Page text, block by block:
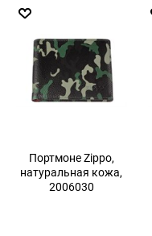
Портмоне Zippo,
натуральная кожа,
2006030